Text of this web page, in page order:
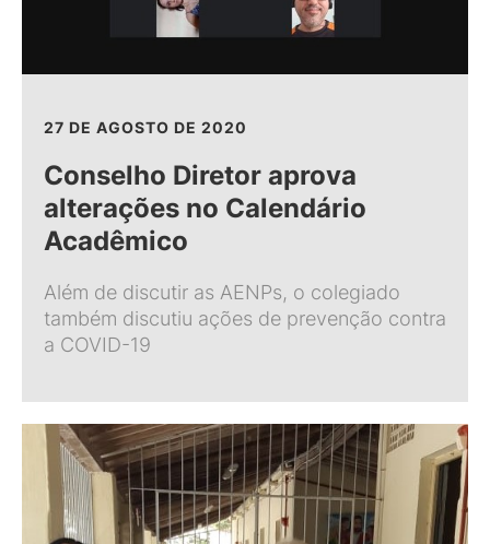
27 DE AGOSTO DE 2020
Conselho Diretor aprova
alterações no Calendário
Acadêmico
Além de discutir as AENPs, o colegiado
também discutiu ações de prevenção contra
a COVID-19